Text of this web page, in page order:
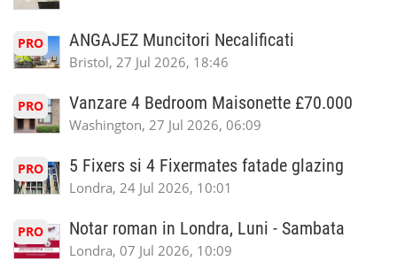
PRO ANGAJEZ Muncitori Necalificati
Bristol, 27 Jul 2026, 18:46
PRO Vanzare 4 Bedroom Maisonette £70.000
Washington, 27 Jul 2026, 06:09
PRO 5 Fixers si 4 Fixermates fatade glazing
Londra, 24 Jul 2026, 10:01
PRO Notar roman in Londra, Luni - Sambata
Londra, 07 Jul 2026, 10:09